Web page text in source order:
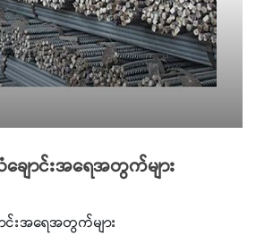
ောင်းအရေအတွက်များ
င်းအရေအတွက်များ